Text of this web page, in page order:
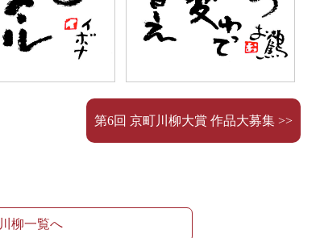
第6回 京町川柳大賞 作品大募集 >>
川柳一覧へ